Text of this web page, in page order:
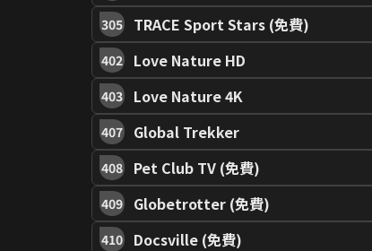
305 TRACE Sport Stars (免費)
402 Love Nature HD
403 Love Nature 4K
407 Global Trekker
408 Pet Club TV (免費)
409 Globetrotter (免費)
410 Docsville (免費)